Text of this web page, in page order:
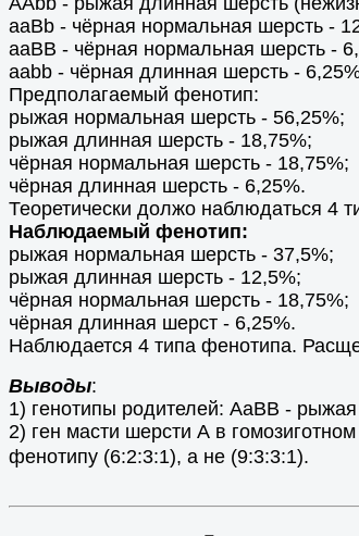
aaBb - чёрная нормальная шерсть -
aaBB - чёрная нормальная шерсть -
aabb - чёрная длинная шерсть -
Предполагаемый фенотип:
рыжая нормальная шерсть - 56,25%;
рыжая длинная шерсть - 18,75%;
чёрная нормальная шерсть - 18,75%;
чёрная длинная шерсть - 6,25%.
Теоретически должо наблюдаться 4
Наблюдаемый фенотип:
рыжая нормальная шерсть - 37,5%;
рыжая длинная шерсть - 12,5%;
чёрная нормальная шерсть - 18,75%;
чёрная длинная шерст - 6,25%.
Наблюдается 4 типа фенотипа.
Выводы:
1) генотипы родителей: AaBB -
2) ген масти шерсти А в
фенотипу (6:2:3:1), а не (9:3:3:1).